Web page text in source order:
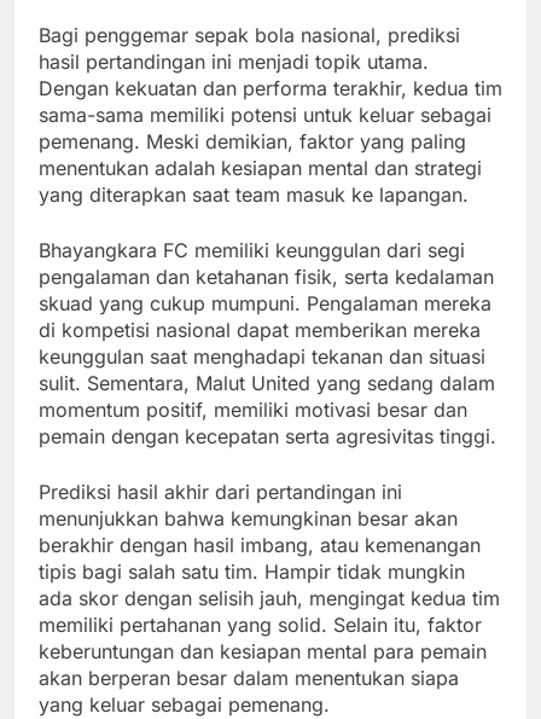
Bagi penggemar sepak bola nasional, prediksi
hasil pertandingan ini menjadi topik utama.
Dengan kekuatan dan performa terakhir, kedua tim
sama-sama memiliki potensi untuk keluar sebagai
pemenang. Meski demikian, faktor yang paling
menentukan adalah kesiapan mental dan strategi
yang diterapkan saat team masuk ke lapangan.
Bhayangkara FC memiliki keunggulan dari segi
pengalaman dan ketahanan fisik, serta kedalaman
skuad yang cukup mumpuni. Pengalaman mereka
di kompetisi nasional dapat memberikan mereka
keunggulan saat menghadapi tekanan dan situasi
sulit. Sementara, Malut United yang sedang dalam
momentum positif, memiliki motivasi besar dan
pemain dengan kecepatan serta agresivitas tinggi.
Prediksi hasil akhir dari pertandingan ini
menunjukkan bahwa kemungkinan besar akan
berakhir dengan hasil imbang, atau kemenangan
tipis bagi salah satu tim. Hampir tidak mungkin
ada skor dengan selisih jauh, mengingat kedua tim
memiliki pertahanan yang solid. Selain itu, faktor
keberuntungan dan kesiapan mental para pemain
akan berperan besar dalam menentukan siapa
yang keluar sebagai pemenang.